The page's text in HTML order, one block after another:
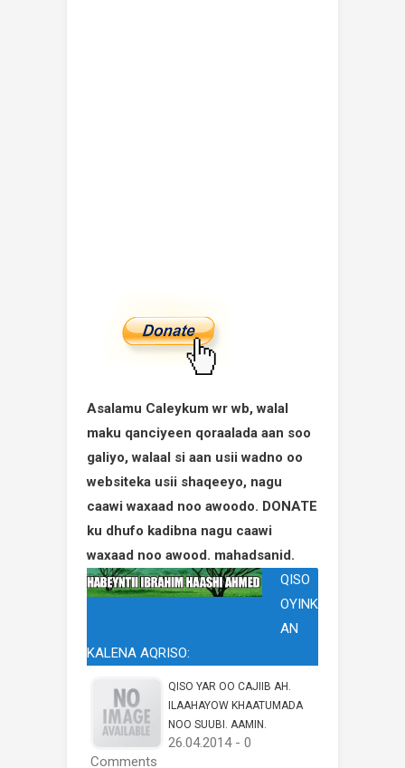
Asalamu Caleykum wr wb, walal
maku qanciyeen qoraalada aan soo
galiyo, walaal si aan usii wadno oo
websiteka usii shaqeeyo, nagu
caawi waxaad noo awoodo. DONATE
ku dhufo kadibna nagu caawi
waxaad noo awood. mahadsanid.
QISO
OYINK
AN
KALENA AQRISO:
QISO YAR OO CAJIIB AH.
ILAAHAYOW KHAATUMADA
NOO SUUBI. AAMIN.
26.04.2014 - 0
Comments